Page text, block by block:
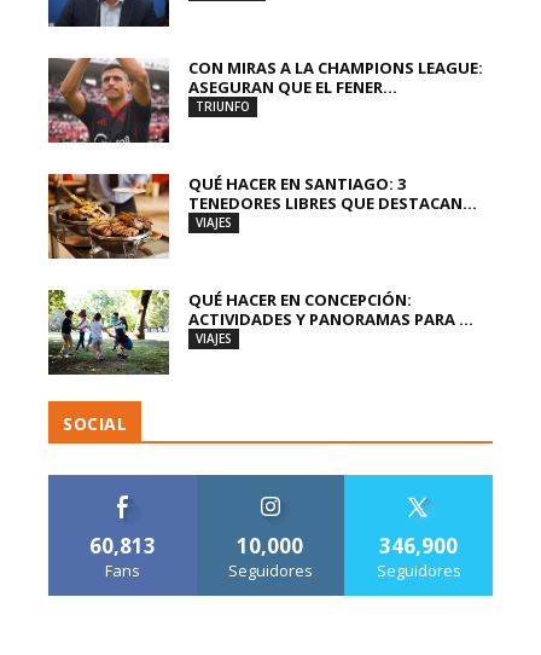
CON MIRAS A LA CHAMPIONS LEAGUE:
ASEGURAN QUE EL FENER...
TRIUNFO
QUÉ HACER EN SANTIAGO: 3
TENEDORES LIBRES QUE DESTACAN...
VIAJES
QUÉ HACER EN CONCEPCIÓN:
ACTIVIDADES Y PANORAMAS PARA ...
VIAJES
SOCIAL
60,813
Fans
10,000
Seguidores
346,900
Seguidores